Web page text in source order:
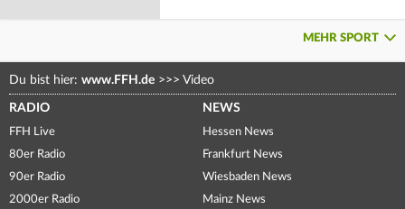
MEHR SPORT
Du bist hier: www.FFH.de >>> Video
RADIO
FFH Live
80er Radio
90er Radio
2000er Radio
NEWS
Hessen News
Frankfurt News
Wiesbaden News
Mainz News